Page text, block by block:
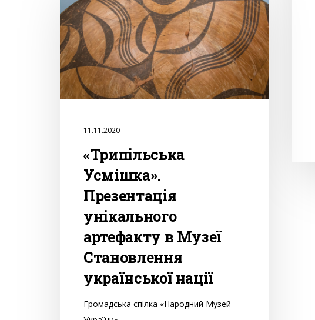
11.11.2020
«Трипільська
Усмішка».
Презентація
унікального
артефакту в Музеї
Становлення
української нації
Громадська спілка «Народний Музей